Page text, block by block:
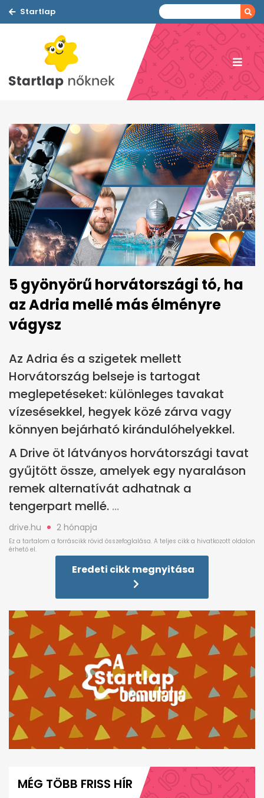
Startlap
5 gyönyörű horvátországi tó, ha
az Adria mellé más élményre
vágysz
Az Adria és a szigetek mellett
Horvátország belseje is tartogat
meglepetéseket: különleges tavakat
vízesésekkel, hegyek közé zárva vagy
könnyen bejárható kirándulóhelyekkel.
A Drive öt látványos horvátországi tavat
gyűjtött össze, amelyek egy nyaraláson
remek alternatívát adhatnak a
tengerpart mellé.
drive.hu 2 hónapja
Eredeti cikk megnyitása
minutes,
MÉG TÖBB FRISS HÍR